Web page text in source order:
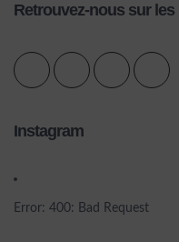
Retrouvez-nous sur
Instagram
Error: 400: Bad Request